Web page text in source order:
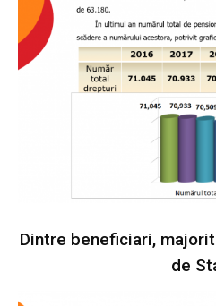
Dintre beneficiari,
de